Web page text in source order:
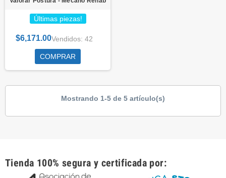
Últimas piezas!
Vendidos: 42
$6,171.00
COMPRAR
Mostrando 1-5 de 5 artículo(s)
Tienda 100% segura y certificada por: